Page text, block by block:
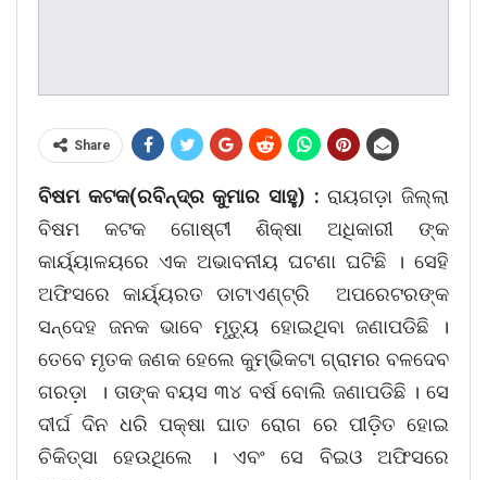
Share
ବିଷମ କଟକ(ରବିନ୍ଦ୍ର କୁମାର ସାହୁ) :ରାୟଗଡ଼ା ଜିଲ୍ଲା
ବିଷମ କଟକ ଗୋଷ୍ଟୀ ଶିକ୍ଷା ଅଧିକାରୀ ଙ୍କ
କାର୍ୟ୍ୟାଳୟରେ ଏକ ଅଭାବନୀୟ ଘଟଣା ଘଟିଛି । ସେହି
ଅଫିସରେ କାର୍ୟ୍ୟରତ ଡାଟାଏଣ୍ଟ୍ରି ଅପରେଟରଙ୍କ
ସନ୍ଦେହ ଜନକ ଭାବେ ମୃତ୍ୟୁ ହୋଇଥିବା ଜଣାପଡିଛି ।
ତେବେ ମୃତକ ଜଣକ ହେଲେ କୁମ୍ଭିକଟା ଗ୍ରାମର ବଳଦେବ
ଗରଡ଼ା । ତାଙ୍କ ବୟସ ୩୪ ବର୍ଷ ବୋଲି ଜଣାପଡିଛି । ସେ
ଦୀର୍ଘ ଦିନ ଧରି ପକ୍ଷା ଘାତ ରୋଗ ରେ ପୀଡ଼ିତ ହୋଇ
ଚିକିତ୍ସା ହେଉଥିଲେ । ଏବଂ ସେ ବିଇଓ ଅଫିସରେ